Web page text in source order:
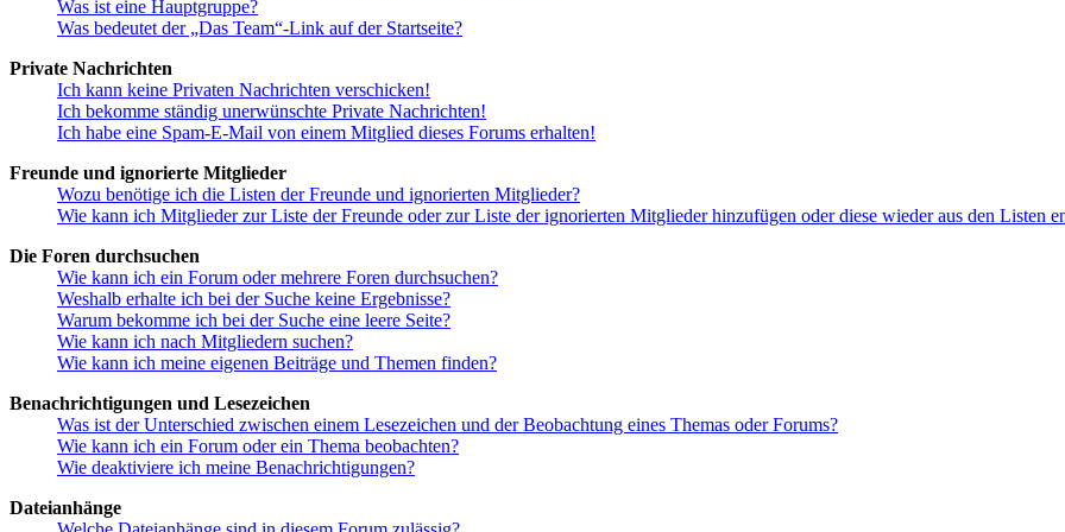
Was ist eine Hauptgruppe?
Was bedeutet der „Das Team“-Link auf der Startseite?
Private Nachrichten
Ich kann keine Privaten Nachrichten verschicken!
Ich bekomme ständig unerwünschte Private Nachrichten!
Ich habe eine Spam-E-Mail von einem Mitglied dieses Forums erhalten!
Freunde und ignorierte Mitglieder
Wozu benötige ich die Listen der Freunde und ignorierten Mitglieder?
Wie kann ich Mitglieder zur Liste der Freunde oder zur Liste der ignorierten Mitglieder hinzufügen oder diese wieder aus den Listen
Die Foren durchsuchen
Wie kann ich ein Forum oder mehrere Foren durchsuchen?
Weshalb erhalte ich bei der Suche keine Ergebnisse?
Warum bekomme ich bei der Suche eine leere Seite?
Wie kann ich nach Mitgliedern suchen?
Wie kann ich meine eigenen Beiträge und Themen finden?
Benachrichtigungen und Lesezeichen
Was ist der Unterschied zwischen einem Lesezeichen und der Beobachtung eines Themas oder Forums?
Wie kann ich ein Forum oder ein Thema beobachten?
Wie deaktiviere ich meine Benachrichtigungen?
Dateianhänge